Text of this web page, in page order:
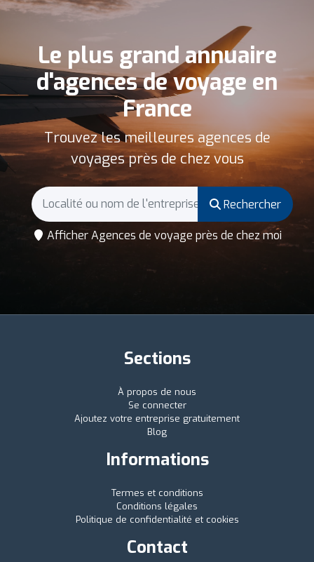
Le plus grand annuaire
d'agences de voyage en
France
Trouvez les meilleures agences de
voyages près de chez vous
Rechercher
Afficher Agences de voyage près de chez moi
Sections
À propos de nous
Se connecter
Ajoutez votre entreprise gratuitement
Blog
Informations
Termes et conditions
Conditions légales
Politique de confidentialité et cookies
Contact